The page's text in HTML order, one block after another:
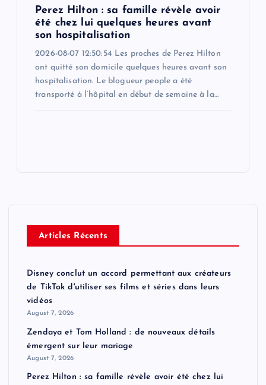
Perez Hilton : sa famille révèle avoir
été chez lui quelques heures avant
son hospitalisation
2026-08-07 12:50:54 Les proches de Perez Hilton
ont quitté son domicile quelques heures avant son
hospitalisation. Le blogueur people a été
transporté à l’hôpital en début de semaine à la…
Articles Récents
Disney conclut un accord permettant aux créateurs
de TikTok d'utiliser ses films et séries dans leurs
vidéos
August 7, 2026
Zendaya et Tom Holland : de nouveaux détails
émergent sur leur mariage
August 7, 2026
Perez Hilton : sa famille révèle avoir été chez lui